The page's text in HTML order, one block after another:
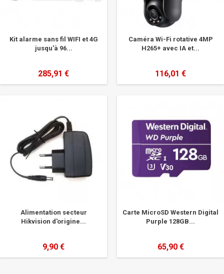
Kit alarme sans fil WIFI et 4G
jusqu'à 96...
285,91 €
Caméra Wi-Fi rotative 4MP
H265+ avec IA et...
116,01 €
Alimentation secteur
Hikvision d'origine...
9,90 €
Carte MicroSD Western Digital
Purple 128GB...
65,90 €